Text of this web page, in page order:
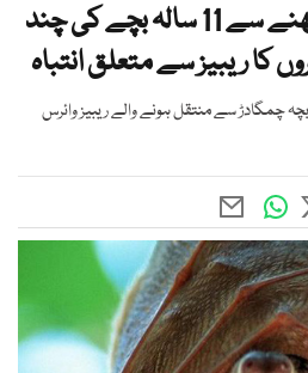
چمگادڑ چہرے پر بیٹھنے سے 11 سالہ بچے کی چند
کا ریبیز سے متعلق انتباہ
چمگادڑ سے منتقل ہونے والے ریبیز وائرس